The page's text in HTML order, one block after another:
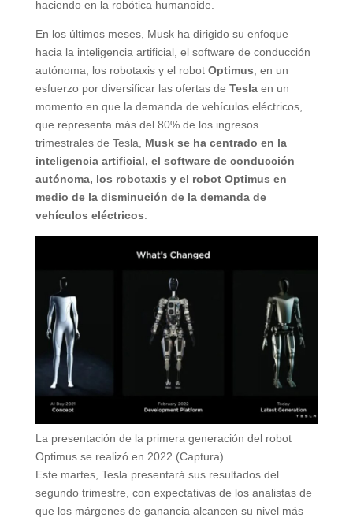
haciendo en la robótica humanoide.
En los últimos meses, Musk ha dirigido su enfoque
hacia la inteligencia artificial, el software de conducción
autónoma, los robotaxis y el robot Optimus, en un
esfuerzo por diversificar las ofertas de Teslaen un
momento en que la demanda de vehículos eléctricos,
que representa más del 80% de los ingresos
trimestrales de Tesla, Musk se ha centrado en la
inteligencia artificial, el software de conducción
autónoma, los robotaxis y el robot Optimus en
medio de la disminución de la demanda de
vehículos eléctricos.
La presentación de la primera generación del robot
Optimus se realizó en 2022 (Captura)
Este martes, Tesla presentará sus resultados del
segundo trimestre, con expectativas de los analistas de
que los márgenes de ganancia alcancen su nivel más